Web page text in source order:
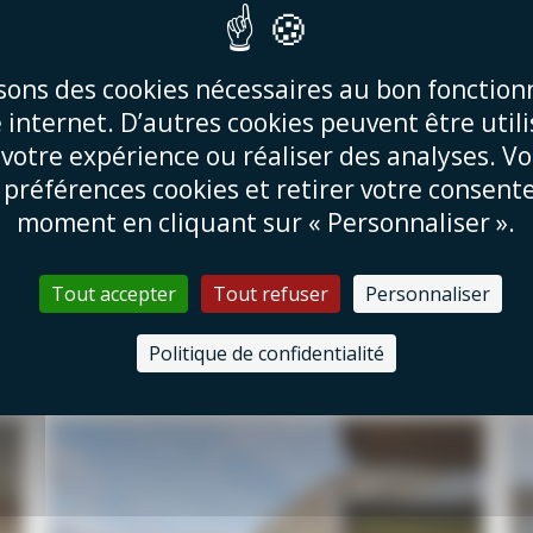
AGENCEMENT SUR BATEAU DE
CROISIERE
add
⚓ Cap sur le sur-mesure… même en mer !
⚓ Découvrez notre dernière réalisation :
des couchages superposés sur mesure …
des cookies nécessaires au bon
D’autres cookies peuvent être
expérience ou réaliser des analyses.
cookies et retirer votre
moment en cliquant sur « Personnaliser ».
Tout accepter Tout refuser Personnaliser
Politique de confidentialité